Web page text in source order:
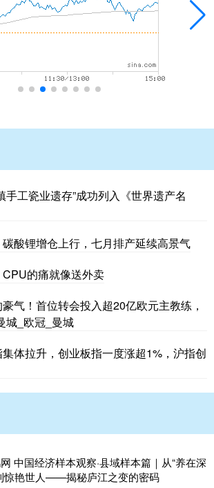
手工瓷业遗存”成功列入《世界遗产名
酸锂增仓上行，七月排产延续高景气
的痛就像送外卖
气！首位转会投入超20亿欧元主教练，
城_欧冠_曼城
体拉升，创业板指一度涨超1%，沪指创
中国经济样本观察·县域样本篇｜从“养在深
惊艳世人——揭秘庐江之变的密码